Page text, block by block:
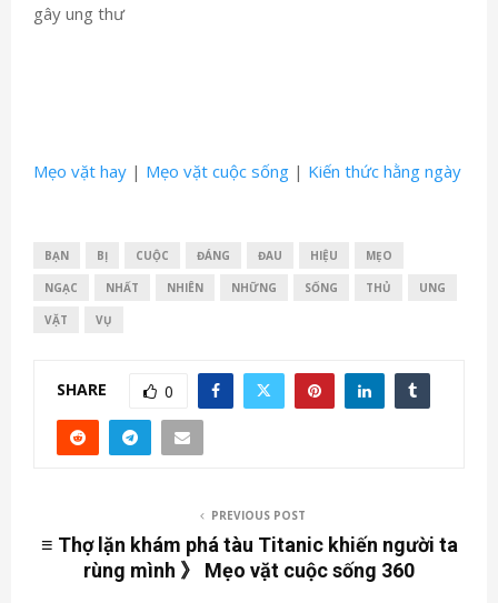
gây ung thư
Mẹo vặt hay | Mẹo vặt cuộc sống | Kiến thức hằng ngày
BẠN BỊ CUỘC ĐÁNG ĐAU HIỆU MẸO
NGẠC NHẤT NHIÊN NHỮNG SỐNG THỦ UNG
VẶT VỤ
SHARE 0
PREVIOUS POST
≡ Thợ lặn khám phá tàu Titanic khiến người ta
rùng mình 》 Mẹo vặt cuộc sống 360